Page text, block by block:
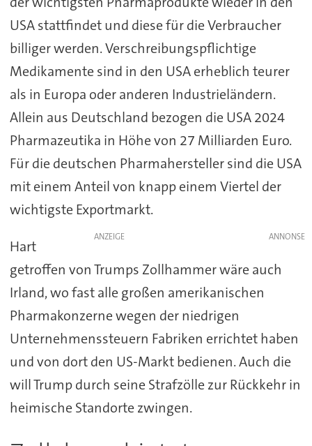
USA stattfindet und diese für die Verbraucher
billiger werden. Verschreibungspflichtige
Medikamente sind in den USA erheblich teurer
als in Europa oder anderen Industrieländern.
Allein aus Deutschland bezogen die USA 2024
Pharmazeutika in Höhe von 27 Milliarden Euro.
Für die deutschen Pharmahersteller sind die USA
mit einem Anteil von knapp einem Viertel der
wichtigste Exportmarkt.
ANZEIGE
Hart
getroffen von Trumps Zollhammer wäre auch
Irland, wo fast alle großen amerikanischen
Pharmakonzerne wegen der niedrigen
Unternehmenssteuern Fabriken errichtet haben
und von dort den US-Markt bedienen. Auch die
will Trump durch seine Strafzölle zur Rückkehr in
heimische Standorte zwingen.